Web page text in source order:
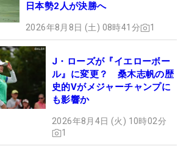
日本勢2人が決勝へ
2026年8月8日 (土) 08時41分 1
J・ローズが『イエローボー
ル』に変更？ 桑木志帆の歴
史的Vがメジャーチャンプに
も影響か
2026年8月4日 (火) 10時02分
1